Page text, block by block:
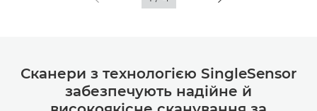
Сканери з технологією SingleSensor
забезпечують надійне й